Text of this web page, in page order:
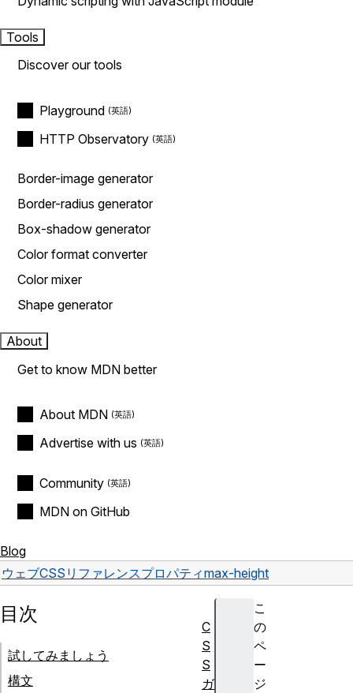
Tools
Discover our tools
Playground
HTTP Observatory
Border-image generator
Border-radius generator
Box-shadow generator
Color format converter
Color mixer
Shape generator
About
Get to know MDN better
About MDN
Advertise with us
Community
MDN on GitHub
Blog
ウェブCSS リファレンスプロパティmax-height
こ
の
ペ
ー
ジ
目次
試してみましょう
構文
C
S
S
ガ